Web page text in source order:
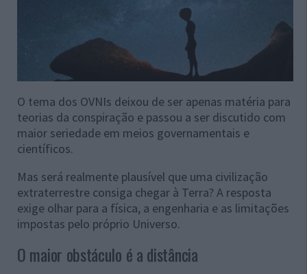
O tema dos OVNIs deixou de ser apenas matéria para
teorias da conspiração e passou a ser discutido com
maior seriedade em meios governamentais e
científicos.
Mas será realmente plausível que uma civilização
extraterrestre consiga chegar à Terra? A resposta
exige olhar para a física, a engenharia e as limitações
impostas pelo próprio Universo.
O maior obstáculo é a distância